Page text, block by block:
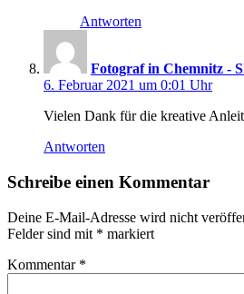
Antworten
Fotograf in Chemnitz -
6. Februar 2021 um 0:01 Uhr
Vielen Dank für die kreative
Antworten
Schreibe einen Kommentar
Deine E-Mail-Adresse wird nicht
Felder sind mit * markiert
Kommentar *